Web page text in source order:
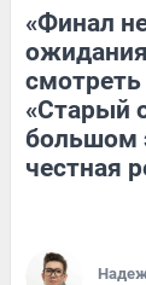
«Финал
«Старый
большом
честная